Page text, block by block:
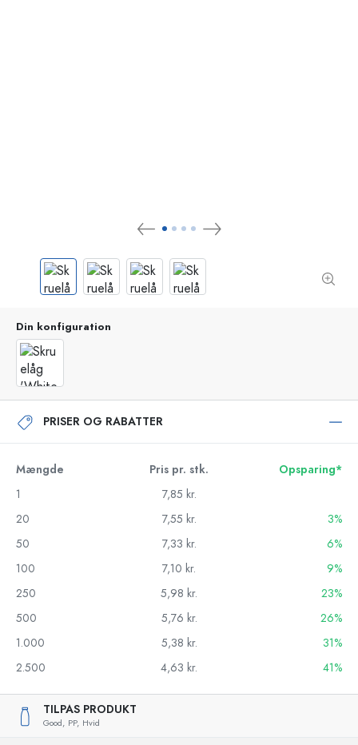
Din konfiguration
PRISER OG RABATTER
Mængde Pris pr. stk.
Opsparing*
1
7,85 kr.
20
7,55 kr.
3%
50
7,33 kr.
6%
100
7,10 kr.
9%
250
5,98 kr.
23%
500
5,76 kr.
26%
1.000
5,38 kr.
31%
2.500
4,63 kr. 41%
TILPAS PRODUKT
Good, PP, Hvid